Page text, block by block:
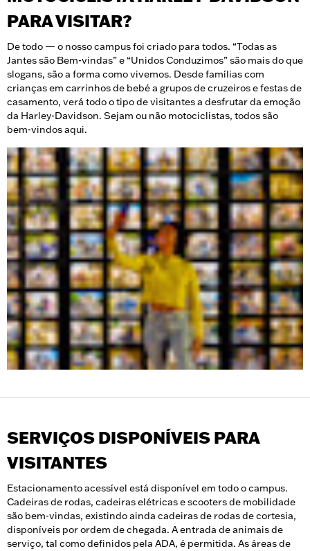
PARA VISITAR?
De todo — o nosso campus foi criado para todos. “Todas as
Jantes são Bem-vindas” e “Unidos Conduzimos” são mais do que
slogans, são a forma como vivemos. Desde famílias com
crianças em carrinhos de bebé a grupos de cruzeiros e festas de
casamento, verá todo o tipo de visitantes a desfrutar da emoção
da Harley-Davidson. Sejam ou não motociclistas, todos são
bem-vindos aqui.
SERVIÇOS DISPONÍVEIS PARA
VISITANTES
Estacionamento acessível está disponível em todo o campus.
Cadeiras de rodas, cadeiras elétricas e scooters de mobilidade
são bem-vindas, existindo ainda cadeiras de rodas de cortesia,
disponíveis por ordem de chegada. A entrada de animais de
serviço, tal como definidos pela ADA, é permitida. As áreas de